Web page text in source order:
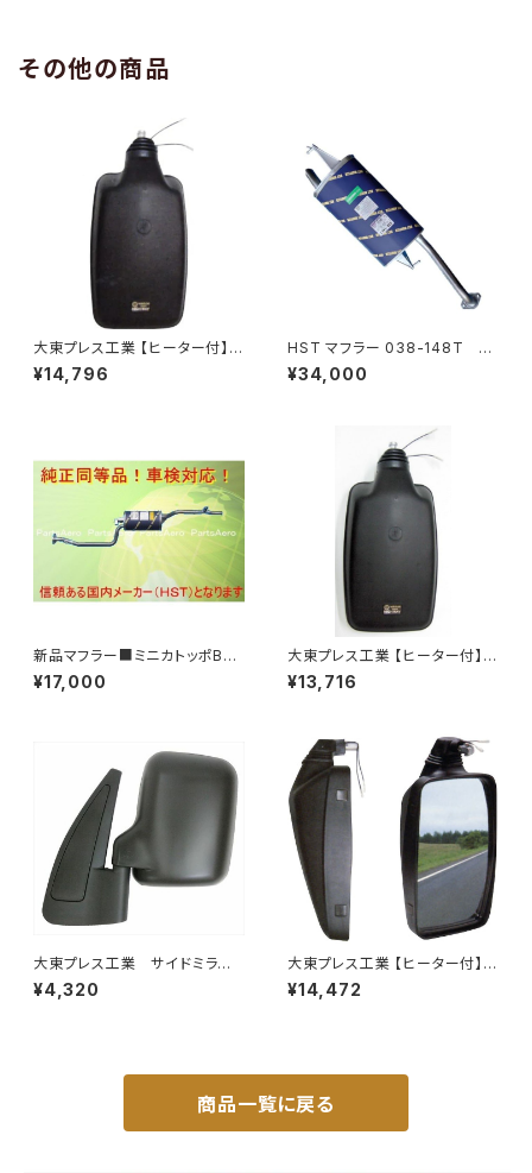
その他の商品
大東プレス工業 【ヒーター付】ハ
イウェイミラー ヒーター付 80
¥14,796
HST マフラー 038-148T プ
レミオ ZRT261 トヨタ 本体オ
ールステンレス 車検対応 純正
¥34,000
新品マフラー■ミニカトッポBJ
H42A H42V H47A H47V純
正同等/車検対応 065-75
¥17,000
大東プレス工業 【ヒーター付】
ハイウェイミラー R1000 326×
206 リモコン無 ヒーター付 DI-
¥13,716
大東プレス工業 サイドミラー/
バックミラースバル サンバー
左 99年～ DI-641
¥4,320
大東プレス工業 【ヒーター付】ハ
イウェイミラー ヒーター付 100
0R DI-5101CXY
¥14,472
商品一覧に戻る